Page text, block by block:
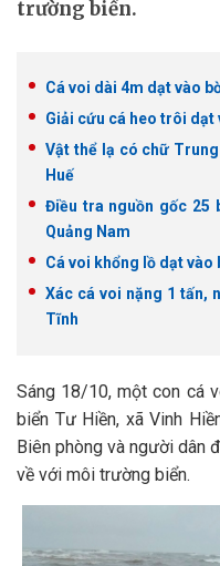
trường biển.
Cá voi dài 4m dạt vào
Giải cứu cá heo trôi dạt
Vật thể lạ có chữ
Huế
Điều tra nguồn gốc 25
Quảng Nam
Cá voi khổng lồ dạt vào
Xác cá voi nặng 1 tấn,
Tĩnh
Sáng 18/10, một con cá
biển Tư Hiền, xã Vinh
Biên phòng và người dân
về với môi trường biển.